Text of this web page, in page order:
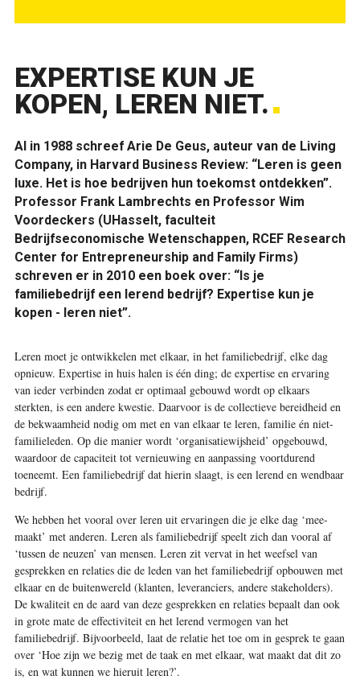
EXPERTISE KUN JE
KOPEN, LEREN NIET.
Al in 1988 schreef Arie De Geus, auteur van de Living
Company, in Harvard Business Review: “Leren is geen
luxe. Het is hoe bedrijven hun toekomst ontdekken”.
Professor Frank Lambrechts en Professor Wim
Voordeckers (UHasselt, faculteit
Bedrijfseconomische Wetenschappen, RCEF Research
Center for Entrepreneurship and Family Firms)
schreven er in 2010 een boek over: “Is je
familiebedrijf een lerend bedrijf? Expertise kun je
kopen - leren niet”.
Leren moet je ontwikkelen met elkaar, in het familiebedrijf, elke dag
opnieuw. Expertise in huis halen is één ding; de expertise en ervaring
van ieder verbinden zodat er optimaal gebouwd wordt op elkaars
sterkten, is een andere kwestie. Daarvoor is de collectieve bereidheid en
de bekwaamheid nodig om met en van elkaar te leren, familie én niet-
familieleden. Op die manier wordt ‘organisatiewijsheid’ opgebouwd,
waardoor de capaciteit tot vernieuwing en aanpassing voortdurend
toeneemt. Een familiebedrijf dat hierin slaagt, iseen lerend en wendbaar
bedrijf.
We hebben het vooral over leren uit ervaringen die je elke dag ‘mee-
maakt’ met anderen. Leren als familiebedrijf speelt zich dan vooral af
‘tussen de neuzen’ van mensen. Leren zit vervat in het weefsel van
gesprekken en relaties die de leden van het familiebedrijf opbouwen met
elkaar en de buitenwereld (klanten, leveranciers, andere stakeholders).
De kwaliteit en de aard van deze gesprekken en relaties bepaalt dan ook
in grote mate de effectiviteit en het lerend vermogen van het
familiebedrijf. Bijvoorbeeld, laat de relatie het toe om in gesprek te gaan
over ‘Hoe zijn we bezig met de taak en met elkaar, wat maakt dat dit zo
is, en wat kunnen we hieruit leren?’.